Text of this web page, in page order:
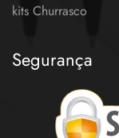
kits Churrasco
Segurança